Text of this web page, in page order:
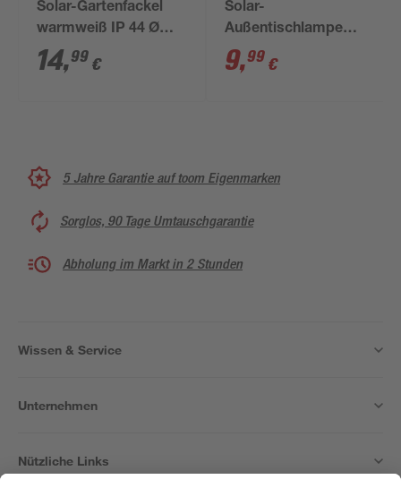
Solar-Gartenfackel
warmweiß IP 44 Ø
12,5 x 75,5 cm
14,99 €
Solar-
Außentischlampe
warmweiß IP 44 Ø 27
x 11,5 cm
9,99 €
5 Jahre Garantie auf toom Eigenmarken
Sorglos, 90 Tage Umtauschgarantie
Abholung im Markt in 2 Stunden
Wissen & Service
Unternehmen
Nützliche Links